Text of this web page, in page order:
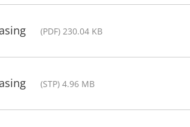
(PDF) 230.04 KB
(STP) 4.96 MB